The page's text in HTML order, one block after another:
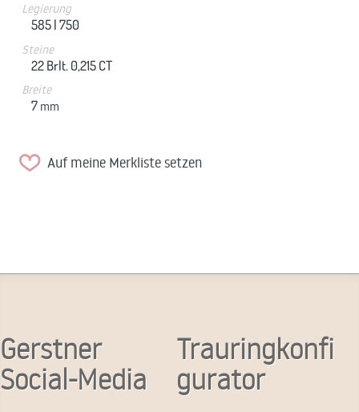
Legierung
585 |750
Steine
22 Brlt. 0,215 CT
Breite
7 mm
Auf meine Merkliste setzen
Gerstner
Social-Media
Trauringkonfi
gurator